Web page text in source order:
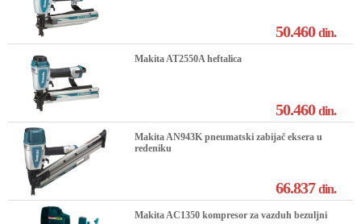
50.460din.
Makita AT2550A heftalica
50.460din.
Makita AN943K pneumatski zabijač eksera u
redeniku
66.837din.
Makita AC1350 kompresor za vazduh bezuljni